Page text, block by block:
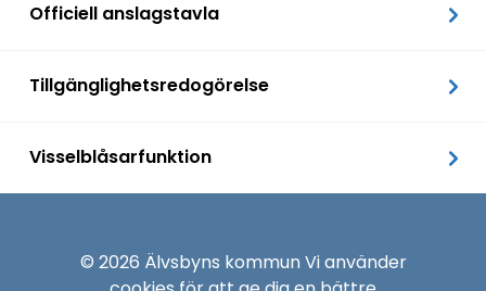
Officiell anslagstavla
Tillgänglighetsredogörelse
Visselblåsarfunktion
© 2026 Älvsbyns kommun Vi använder